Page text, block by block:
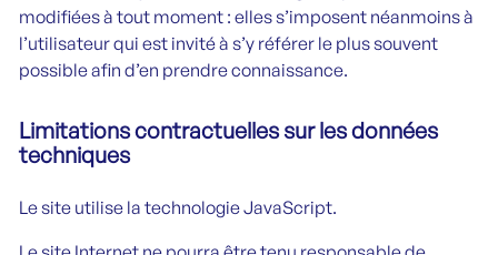
modifiées à tout moment : elles s’imposent néanmoins à
l’utilisateur qui est invité à s’y référer le plus souvent
possible afin d’en prendre connaissance.
Limitations contractuelles sur les données
techniques
Le site utilise la technologie JavaScript.